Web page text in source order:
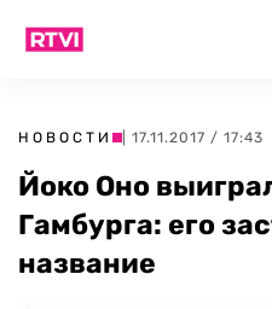
НОВОСТИ | 17.11.2017 / 17:43
Йоко Оно
Гамбурга: его
название